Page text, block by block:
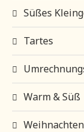
Süßes
Tartes
Warm & Süß
Weihnachten